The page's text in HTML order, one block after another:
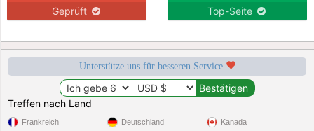
Geprüft Top-Seite
Unterstütze uns für besseren Service
Treffen nach Land
Frankreich Deutschland Kanada